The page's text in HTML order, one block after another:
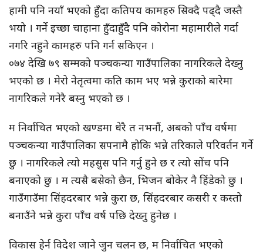
हामी पनि नयाँ भएको हुँदा कतिपय कामहरु सिक्दै पढ्दै जस्तै
भयो । गर्ने इच्छा चाहाना हुँदाहुँदै पनि कोरोना महामारीले गर्दा
नगरि नहुने कामहरु पनि गर्न सकिएन ।
०७४ देखि ७९ सम्मको पञ्चकन्या गाउँपालिका नागरिकले देख्नु
भएको छ । मेरो नेतृत्वमा कति काम भए भन्ने कुराको बारेमा
नागरिकले गनेरै बस्नु भएको छ ।
म निर्वाचित भएको खण्डमा धेरै त नभनौं, अबको पाँच वर्षमा
पञ्चकन्या गाउँपालिका सपनामै होकि भन्ने तरिकाले परिवर्तन गर्ने
छु । नागरिकले त्यो महसुस पनि गर्नु हुने छ र त्यो सोंच पनि
बनाएको छु । म त्यसै बसेको छैन, भिजन बोकेर नै हिंडेको छु ।
गाउँगाउँमा सिंहदरबार भन्ने कुरा छ, सिंहदरबार कसरी र कस्तो
बनाउँने भन्ने कुरा पाँच वर्ष पछि देख्नु हुनेछ ।
विकास हेर्न विदेश जाने जुन चलन छ, म निर्वाचित भएको